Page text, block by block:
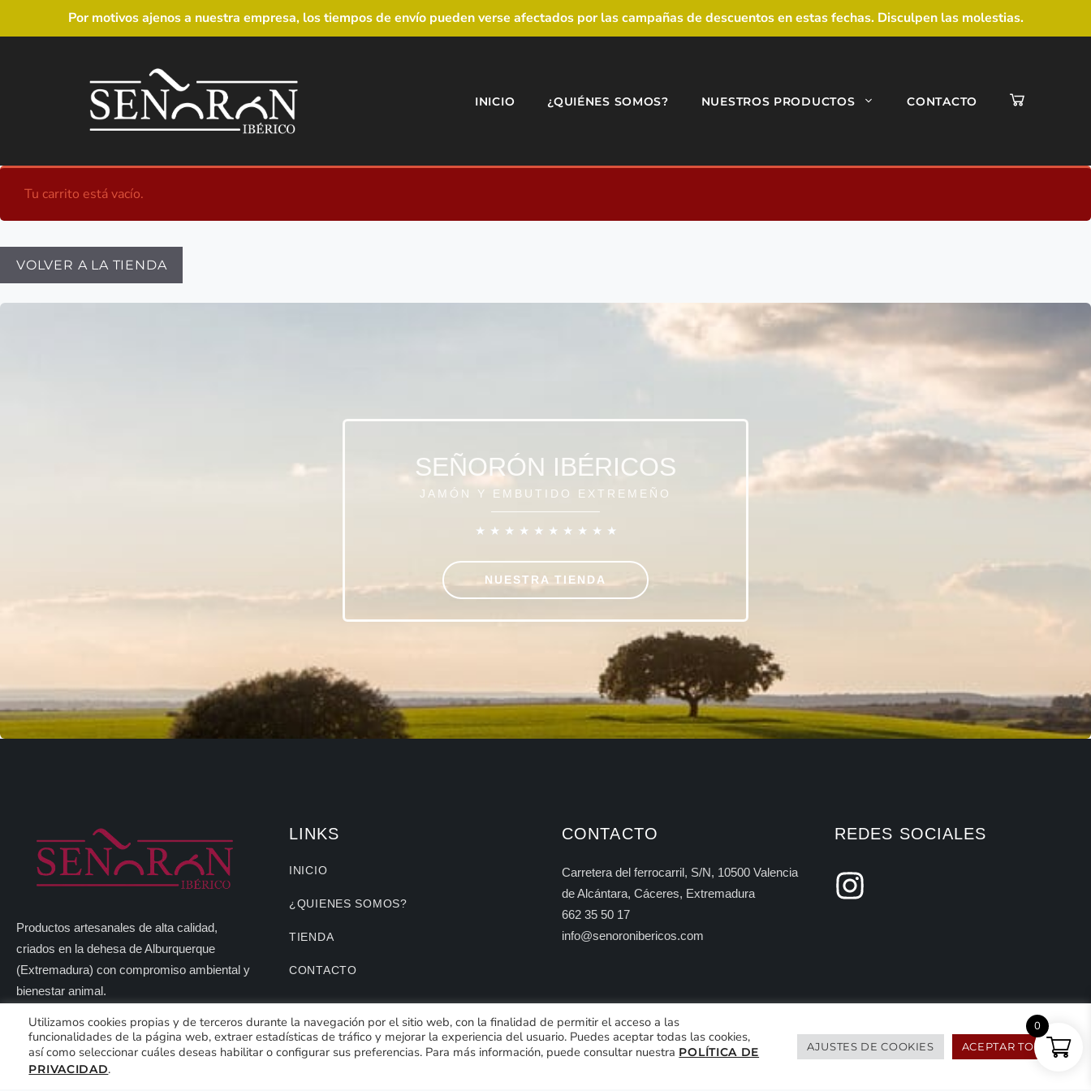
Por motivos ajenos a nuestra empresa, los tiempos de envío pueden verse afectados por las campañas de descuentos en estas fechas. Disculpen las molestias.
INICIO ¿QUIÉNES SOMOS? NUESTROS PRODUCTOS CONTACTO
Tu carrito está vacío.
VOLVER A LA TIENDA
SEÑORÓN IBÉRICOS
JAMÓN Y EMBUTIDO EXTREMEÑO
★ ★ ★ ★ ★ ★ ★ ★ ★ ★
NUESTRA TIENDA
Productos artesanales de alta calidad,
criados en la dehesa de Alburquerque
(Extremadura) con compromiso ambiental y
bienestar animal.
LINKS
INICIO
¿QUIENES SOMOS?
TIENDA
CONTACTO
CONTACTO
Carretera del ferrocarril, S/N, 10500 Valencia
de Alcántara, Cáceres, Extremadura
662 35 50 17
info@senoronibericos.com
REDES SOCIALES
Utilizamos cookies propias y de terceros durante la navegación por el sitio web, con la finalidad de permitir el acceso a las
funcionalidades de la página web, extraer estadísticas de tráfico y mejorar la experiencia del usuario. Puedes aceptar todas las cookies,
así como seleccionar cuáles deseas habilitar o configurar sus preferencias. Para más información, puede consultar nuestra POLÍTICA DE
PRIVACIDAD.
AJUSTES DE COOKIES ACEPTAR TODO
0